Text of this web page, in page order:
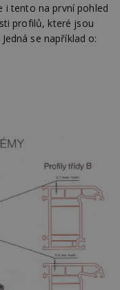
i tento na první pohled
profilů, které jsou
se například o: